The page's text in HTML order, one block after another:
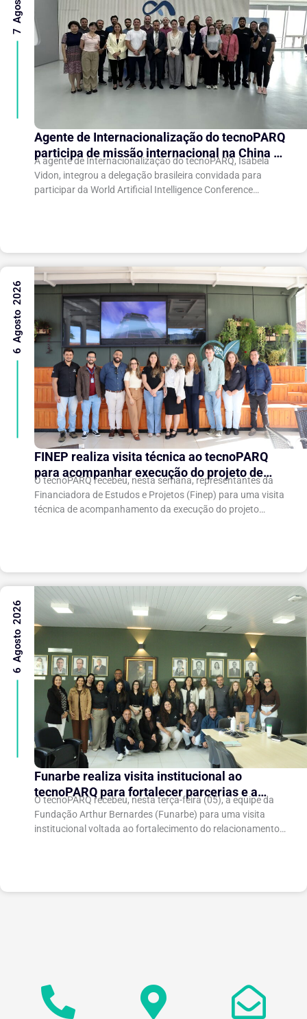
Agente de Internacionalização do tecnoPARQ
participa de missão internacional na China e
fortalece conexões com o ecossistema de
inovação
A agente de Internacionalização do tecnoPARQ, Isabela
Vidon, integrou a delegação brasileira convidada para
participar da World Artificial Intelligence Conference
FINEP realiza visita técnica ao tecnoPARQ
para acompanhar execução do projeto de
expansão do Parque Tecnológico
O tecnoPARQ recebeu, nesta semana, representantes da
Financiadora de Estudos e Projetos (Finep) para uma visita
técnica de acompanhamento da execução do projeto
6 Agosto 2026
Funarbe realiza visita institucional ao
tecnoPARQ para fortalecer parcerias e a
gestão da inovação
O tecnoPARQ recebeu, nesta terça-feira (05), a equipe da
Fundação Arthur Bernardes (Funarbe) para uma visita
institucional voltada ao fortalecimento do relacionamento
6 Agosto 2026